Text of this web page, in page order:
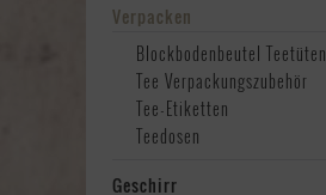
Verpacken
Blockbodenbeutel Teetüten
Tee Verpackungszubehör
Tee-Etiketten
Teedosen
Geschirr